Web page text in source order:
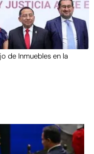
de Inmuebles en la